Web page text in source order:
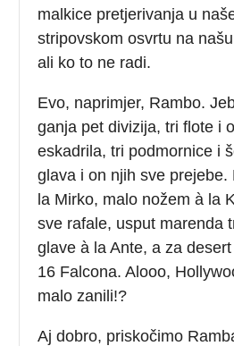
malkice pretjerivanja u
stripovskom osvrtu na
ali ko to ne radi.
Evo, naprimjer, Rambo.
ganja pet divizija, tri flote i
eskadrila, tri podmornice i
glava i on njih sve prejebe.
la Mirko, malo nožem à la
sve rafale, usput marenda
glave à la Ante, a za
16 Falcona. Alooo,
malo zanili!?
Aj dobro, priskočimo